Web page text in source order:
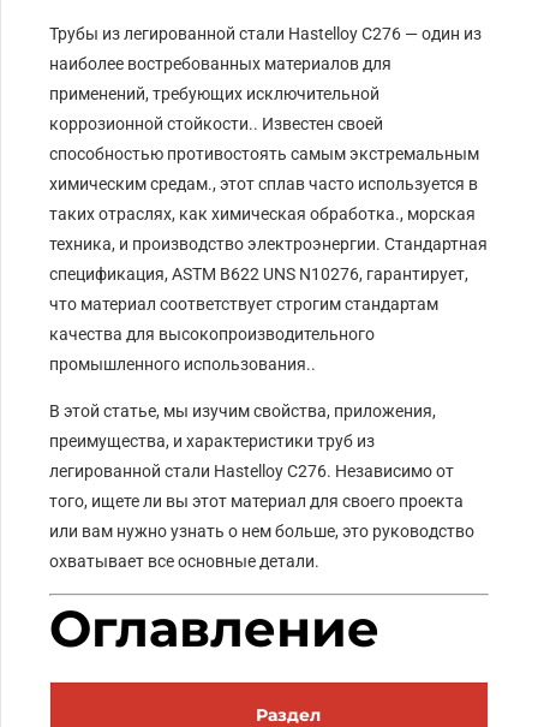
Трубы из легированной стали Hastelloy C276 — один из
наиболее востребованных материалов для
применений, требующих исключительной
коррозионной стойкости.. Известен своей
способностью противостоять самым экстремальным
химическим средам., этот сплав часто используется в
таких отраслях, как химическая обработка., морская
техника, и производство электроэнергии. Стандартная
спецификация, ASTM B622 UNS N10276, гарантирует,
что материал соответствует строгим стандартам
качества для высокопроизводительного
промышленного использования..
В этой статье, мы изучим свойства, приложения,
преимущества, и характеристики труб из
легированной стали Hastelloy C276. Независимо от
того, ищете ли вы этот материал для своего проекта
или вам нужно узнать о нем больше, это руководство
охватывает все основные детали.
Оглавление
Раздел